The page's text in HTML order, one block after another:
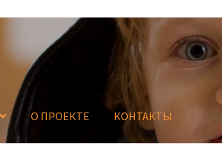
О ПРОЕКТЕ КОНТАКТЫ